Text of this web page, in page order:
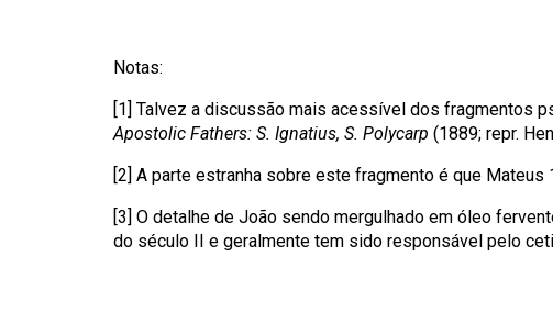
Notas:
[1] Talvez a discussão mais acessível dos fragmentos
Apostolic Fathers: S. Ignatius, S. Polycarp (1889; repr.
[2] A parte estranha sobre este fragmento é que
[3] O detalhe de João sendo mergulhado em óleo
do século II e geralmente tem sido responsável pelo